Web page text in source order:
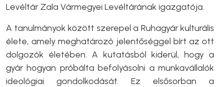
Levéltár Zala Vármegyei Levéltárának igazgatója.
A tanulmányok között szerepel a Ruhagyár kulturális
élete, amely meghatározó jelentőséggel bírt az ott
dolgozók életében. A kutatásból kiderül, hogy a
gyár hogyan próbálta befolyásolni a munkavállalók
ideológiai gondolkodását. Ez elsősorban a